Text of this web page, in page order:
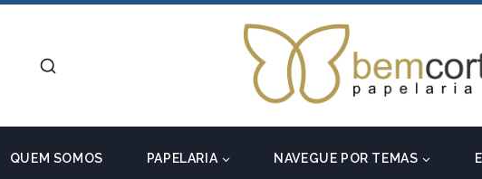
QUEM SOMOS PAPELARIA NAVEGUE POR TEMAS